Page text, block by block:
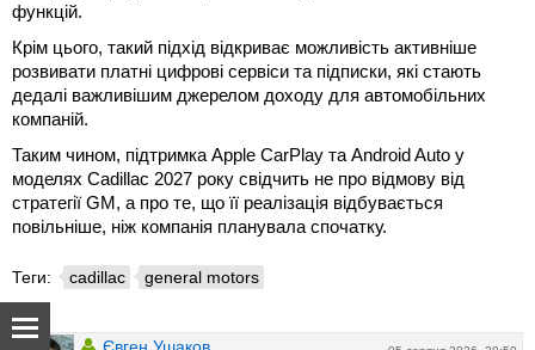
функцій.
Крім цього, такий підхід відкриває можливість активніше
розвивати платні цифрові сервіси та підписки, які стають
дедалі важливішим джерелом доходу для автомобільних
компаній.
Таким чином, підтримка Apple CarPlay та Android Auto у
моделях Cadillac 2027 року свідчить не про відмову від
стратегії GM, а про те, що її реалізація відбувається
повільніше, ніж компанія планувала спочатку.
Теги: cadillac general motors